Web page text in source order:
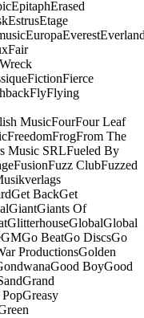
EpitaphErased
EstrusEtage
EuropaEverest
Fair
FictionFierce
FlyFlying
MusicFourFour Leaf
FreedomFrogFrom The
Music SRLFueled By
FusionFuzz ClubFuzzed
Get BackGet
GiantGiants Of
GlitterhouseGlobalGlobal
GMGo BeatGo DiscsGo
ProductionsGolden
Good BoyGood
Grand
PopGreasy